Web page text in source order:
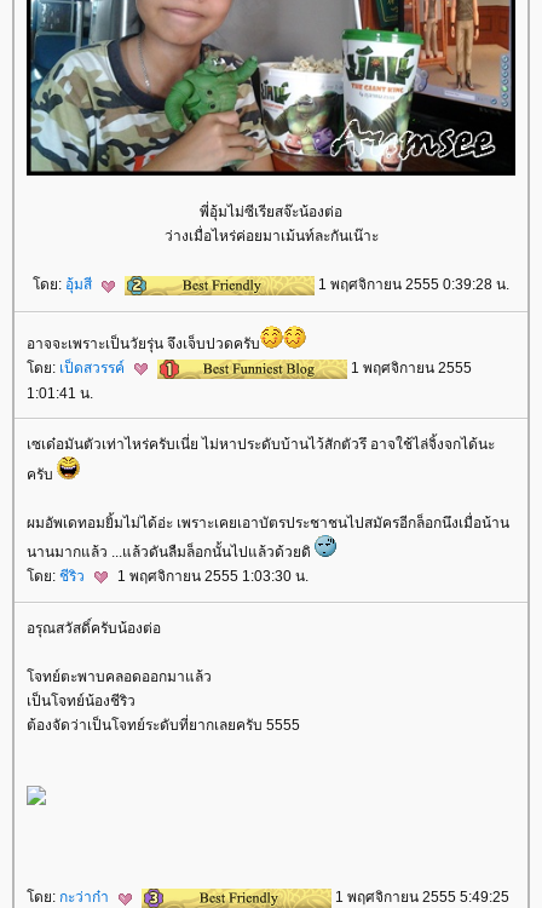
พี่อุ้มไม่ซีเรียสจ๊ะน้องต่อ
ว่างเมื่อไหร่ค่อยมาเม้นท์ละกันเน๊าะ
ดย: อุ้มสี 1 พฤศจิกายน 2555 0:39:28 น.
อาจจะเพราะเป็นวัยรุ่น จึงเจ็บปวดครับ
ดย: เป็ดสวรรค์
1 พฤศจิกายน 2555
1:01:41 น.
เซเด๋อมันตัวเท่าไหร่ครับเนี่ย ไม่หาประดับบ้านไว้สักตัวรึ อาจใช้ไล่จิ้งจกได้นะ
ครับ
ผมอัพเดทอมยิ้มไม่ได้อ่ะ เพราะเคยเอาบัตรประชาชนไปสมัครอีกล็อกนึงเมื่อน้าน
นานมากแล้ว ...แล้วดันลืมล็อกนั้นไปแล้วด้วยดิ
ดย: ชีริว 1 พฤศจิกายน 2555 1:03:30 น.
อรุณสวัสดิ์ครับน้องต่อ
จทย์ตะพาบคลอดออกมาแล้ว
เป็นโจทย์น้องชีริว
ต้องจัดว่าเป็นโจทย์ระดับที่ยากเลยครับ 5555
ดย: กะว่าก๋า
1 พฤศจิกายน 2555 5:49:25